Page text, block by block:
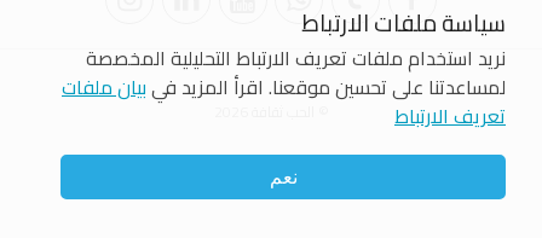
سياسة ملفات الارتباط
نريد استخدام ملفات تعريف الارتباط التحليلية المخصصة
لمساعدتنا على تحسين موقعنا. اقرأ المزيد فيبيان ملفات
تعريف الارتباط
نعم